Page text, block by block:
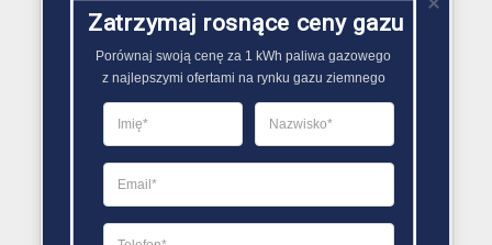
rankingów sprzedawców paliwa gazowego. Tego
rodzaju porównywarki tworzone są na podstawie
danych związanych z między innymi: kosztem
gazu, wielkością opłat dodatkowych, opinii
dodatkowych usług realizowanych w ramach
podpisywanej umowy..
PORÓWNYWARKA OFERT GAZU
Zatrzymaj rosnące ceny gazu
Porównaj swoją cenę za 1 kWh paliwa gazowego
z najlepszymi ofertami na rynku gazu ziemnego